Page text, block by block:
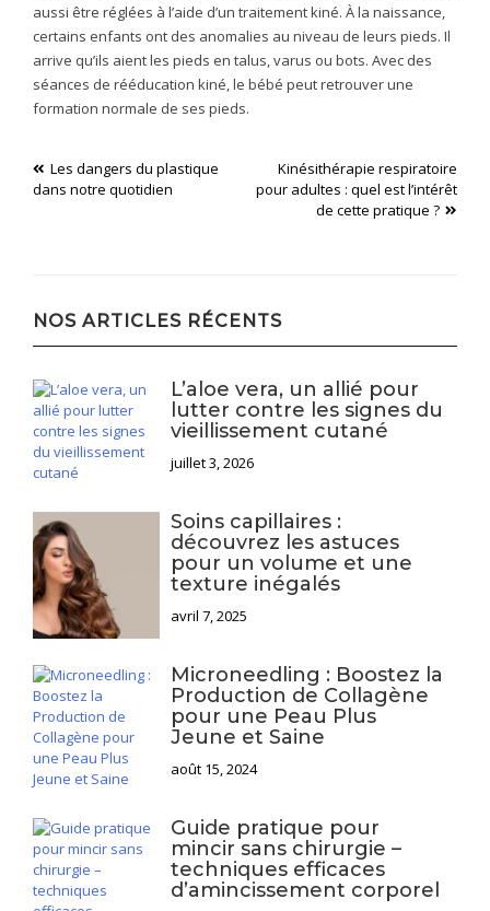
aussi être réglées à l’aide d’un traitement kiné. À la naissance,
certains enfants ont des anomalies au niveau de leurs pieds. Il
arrive qu’ils aient les pieds en talus, varus ou bots. Avec des
séances de rééducation kiné, le bébé peut retrouver une
formation normale de ses pieds.
Navigation
Les dangers du plastique
dans notre quotidien
Kinésithérapie respiratoire
pour adultes : quel est l’intérêt
de cette pratique ?
NOS ARTICLES RÉCENTS
L’aloe vera, un allié pour
lutter contre les signes du
vieillissement cutané
juillet 3, 2026
Soins capillaires :
découvrez les astuces
pour un volume et une
texture inégalés
avril 7, 2025
Microneedling : Boostez la
Production de Collagène
pour une Peau Plus
Jeune et Saine
août 15, 2024
Guide pratique pour
mincir sans chirurgie –
techniques efficaces
d’amincissement corporel